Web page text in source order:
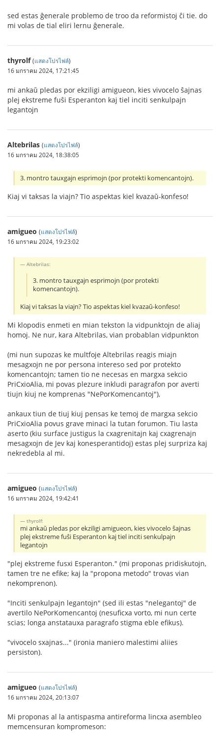
sed estas ĝenerale problemo de troo da reformistoj ĉi tie. do
mi volas de tial eliri lernu ĝenerale.
thyrolf (แสดงโปรไฟล์)
16 มกราคม 2024, 17:21:45
mi ankaŭ pledas por ekziligi amigueon, kies vivocelo ŝajnas
plej ekstreme fuŝi Esperanton kaj tiel inciti senkulpajn
legantojn
Altebrilas (แสดงโปรไฟล์)
16 มกราคม 2024, 18:38:05
3. montro tauxgajn esprimojn (por protekti komencantojn).
Kiaj vi taksas la viajn? Tio aspektas kiel kvazaŭ-konfeso!
amigueo (แสดงโปรไฟล์)
16 มกราคม 2024, 19:23:02
Altebrilas:
3. montro tauxgajn esprimojn (por protekti
komencantojn).
Kiaj vi taksas la viajn? Tio aspektas kiel kvazaŭ-konfeso!
Mi klopodis enmeti en mian tekston la vidpunktojn de aliaj
homoj. Ne nur, kara Altebrilas, vian probablan vidpunkton
(mi nun supozas ke multfoje Altebrilas reagis miajn
mesagxojn ne por persona intereso sed por protekto
komencantojn; tamen tio ne necesas en margxa sekcio
PriCxioAlia, mi povas plezure inkludi paragrafon por averti
tiujn kiuj ne komprenas "NePorKomencantoj"),
ankaux tiun de tiuj kiuj pensas ke temoj de margxa sekcio
PriCxioAlia povus grave minaci la tutan forumon. Tiu lasta
aserto (kiu surface justigus la cxagrenitajn kaj cxagrenajn
mesagxojn de Jev kaj konesperantidoj) estas plej surpriza kaj
nekredebla al mi.
amigueo (แสดงโปรไฟล์)
16 มกราคม 2024, 19:42:41
thyrolf:
mi ankaŭ pledas por ekziligi amigueon, kies vivocelo ŝajnas
plej ekstreme fuŝi Esperanton kaj tiel inciti senkulpajn
legantojn
"plej ekstreme fusxi Esperanton." (mi proponas pridiskutojn,
tamen tre ne efike; kaj la "propona metodo" trovas vian
nekomprenon).
"Inciti senkulpajn legantojn" (sed ili estas "nelegantoj" de
avertilo NePorKomencantoj (nesuficxa vorto, mi nun certe
scias; longa anstatauxa paragrafo stigma eble efikus).
"vivocelo sxajnas..." (ironia maniero malestimi aliies
persiston).
amigueo (แสดงโปรไฟล์)
16 มกราคม 2024, 20:13:07
Mi proponas al la antispasma antireforma lincxa asembleo
memcensuran kompromeson: